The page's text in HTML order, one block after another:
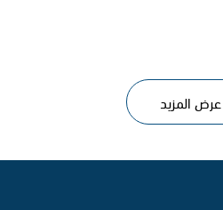
عرض المزيد